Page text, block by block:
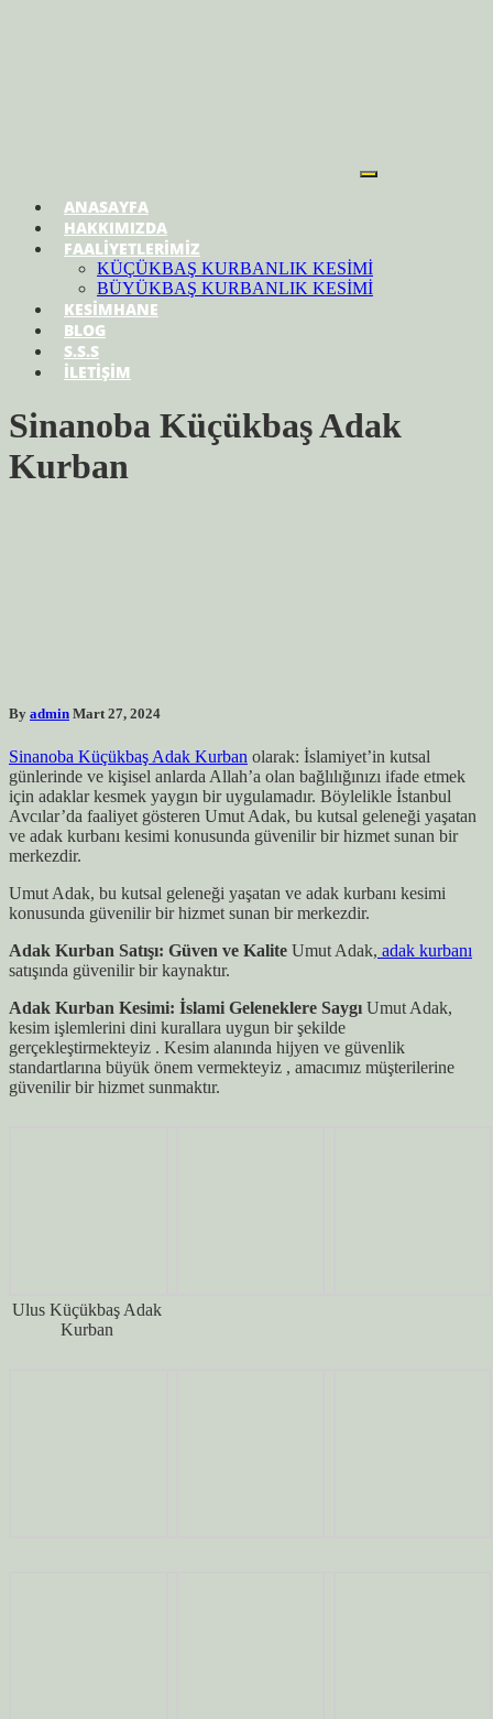
ANASAYFA
HAKKIMIZDA
FAALİYETLERİMİZ
KÜÇÜKBAŞ KURBANLIK KESİMİ
BÜYÜKBAŞ KURBANLIK KESİMİ
KESİMHANE
BLOG
S.S.S
İLETİŞİM
Sinanoba Küçükbaş Adak
Kurban
By admin Mart 27, 2024
Sinanoba Küçükbaş Adak Kurban olarak: İslamiyet’in kutsal
günlerinde ve kişisel anlarda Allah’a olan bağlılığınızı ifade etmek
için adaklar kesmek yaygın bir uygulamadır. Böylelikle İstanbul
Avcılar’da faaliyet gösteren Umut Adak, bu kutsal geleneği yaşatan
ve adak kurbanı kesimi konusunda güvenilir bir hizmet sunan bir
merkezdir.
Umut Adak, bu kutsal geleneği yaşatan ve adak kurbanı kesimi
konusunda güvenilir bir hizmet sunan bir merkezdir.
Adak Kurban Satışı: Güven ve Kalite Umut Adak, adak kurbanı
satışında güvenilir bir kaynaktır.
Adak Kurban Kesimi: İslami Geleneklere Saygı Umut Adak,
kesim işlemlerini dini kurallara uygun bir şekilde
gerçekleştirmekteyiz . Kesim alanında hijyen ve güvenlik
standartlarına büyük önem vermekteyiz , amacımız müşterilerine
güvenilir bir hizmet sunmaktır.
Ulus Küçükbaş Adak
Kurban